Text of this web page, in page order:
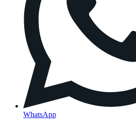
WhatsApp